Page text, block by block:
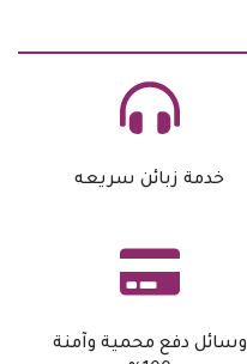
وسائل دفع محمية وآمنة
خدمة زبائن سريعه